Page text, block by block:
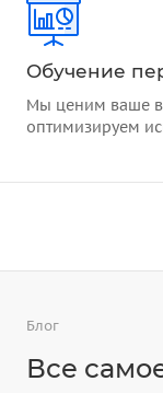
Обучение
Мы ценим ваше
оптимизируем
Блог
Все